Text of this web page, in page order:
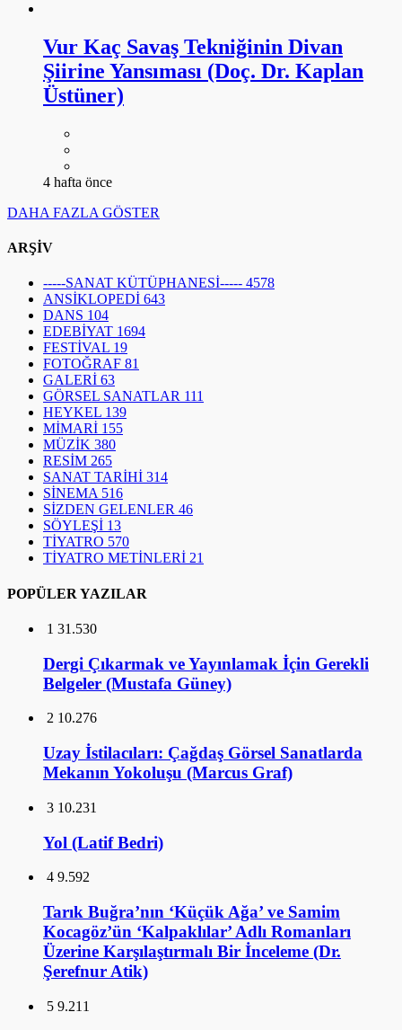
Vur Kaç Savaş Tekniğinin Divan
Şiirine Yansıması (Doç. Dr. Kaplan
Üstüner)
4 hafta önce
DAHA FAZLA GÖSTER
ARŞİV
-----SANAT KÜTÜPHANESİ----- 4578
ANSİKLOPEDİ 643
DANS 104
EDEBİYAT 1694
FESTİVAL 19
FOTOĞRAF 81
GALERİ 63
GÖRSEL SANATLAR 111
HEYKEL 139
MİMARİ 155
MÜZİK 380
RESİM 265
SANAT TARİHİ 314
SİNEMA 516
SİZDEN GELENLER 46
SÖYLEŞİ 13
TİYATRO 570
TİYATRO METİNLERİ 21
POPÜLER YAZILAR
1 31.530
Dergi Çıkarmak ve Yayınlamak İçin Gerekli
Belgeler (Mustafa Güney)
2 10.276
Uzay İstilacıları: Çağdaş Görsel Sanatlarda
Mekanın Yokoluşu (Marcus Graf)
3 10.231
Yol (Latif Bedri)
4 9.592
Tarık Buğra’nın ‘Küçük Ağa’ ve Samim
Kocagöz’ün ‘Kalpaklılar’ Adlı Romanları
Üzerine Karşılaştırmalı Bir İnceleme (Dr.
Şerefnur Atik)
5 9.211